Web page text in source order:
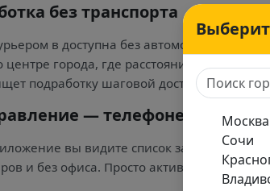
Москва
Сочи
без транспорта
в доступна без автомобиля,
центре города, где расстояния
подработку шаговой доступности.
— телефоне
вы видите список заказов,
и без офиса. Просто активируйте